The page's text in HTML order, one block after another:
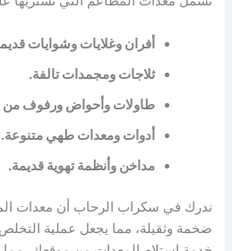
أفران وغلايات وشوايات
ثلاجات ومجمدات تالفة.
طاولات وأحواض ورفوف من
أدوات ومعدات طهي متنوعة.
مداخن وأنظمة تهوية قديمة.
ندرك في سكراب الرحاب أن معدات
ضخمة وثقيلة، مما يجعل عملية التخلص